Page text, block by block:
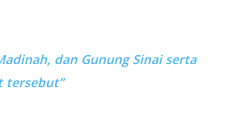
dan Gunung Sinai serta
tersebut”